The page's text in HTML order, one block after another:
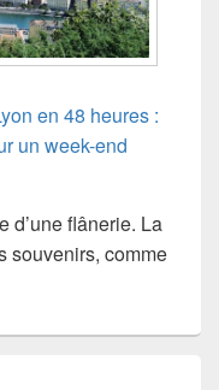
en 48 heures :
un week-end
d’une flânerie. La
souvenirs, comme